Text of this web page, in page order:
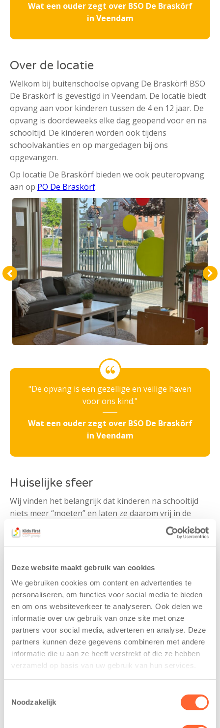
Deze website maakt gebruik van cookies
We gebruiken cookies om content en advertenties te
personaliseren, om functies voor social media te bieden
en om ons websiteverkeer te analyseren. Ook delen we
informatie over uw gebruik van onze site met onze
partners voor social media, adverteren en analyse. Deze
partners kunnen deze gegevens combineren met andere
informatie die u aan ze heeft verstrekt of die ze hebben
verzameld op basis van uw gebruik van hun services.
Noodzakelijk
Wat een ouder zegt over BSO De Braskörf
in Veendam
Over de locatie
Welkom bij buitenschoolse opvang De Braskörf! BSO
De Braskörf is gevestigd in Veendam. De locatie biedt
opvang aan voor kinderen tussen de 4 en 12 jaar. De
opvang is doordeweeks elke dag geopend voor en na
schooltijd. De kinderen worden ook tijdens
schoolvakanties en op margedagen bij ons
opgevangen.
Op locatie De Braskörf bieden we ook peuteropvang
aan op PO De Braskörf.
De opvang is een gezellige en veilige haven
voor ons kind.
Wat een ouder zegt over BSO De Braskörf
in Veendam
Huiselijke sfeer
Wij vinden het belangrijk dat kinderen na schooltijd
niets meer “moeten” en laten ze daarom vrij in de
invulling van hun tijd. Kinderen worden bij ons
opgevangen in huiselijke sfeer, zodat ze zich snel bij
ons thuis voelen en met veel plezier naar de BSO
gaan. In schoolvakanties en op margedagen zorgen
wij voor leuke extra activiteiten en speciale uitjes
zodat niemand zich hoeft te vervelen!
Ons team bestaat uit enthousiaste en ervaren
pedagogische professionals die ervoor zorgen dat elk
kind zich thuis voelt. Als kinderen groter worden en
naar de basisschool gaan, veranderen hun behoeftes
mee. Ze spelen samen, sluiten vriendschappen en
leren grenzen kennen. Zeker oudere kinderen willen
vanuit zichzelf de wereld verkennen en leren van
uitstekend op in.